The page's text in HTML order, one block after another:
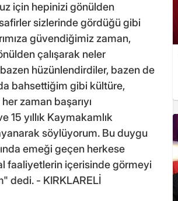
için hepinizi gönülden
sizlerinde gördüğü gibi
güvendiğimiz zaman,
çalışarak neler
hüzünlendirdiler, bazen de
bahsettiğim gibi kültüre,
zaman başarıyı
15 yıllık Kaymakamlık
söylüyorum. Bu duygu
emeği geçen herkese
faaliyetlerin içerisinde görmeyi
dedi. - KIRKLARELİ